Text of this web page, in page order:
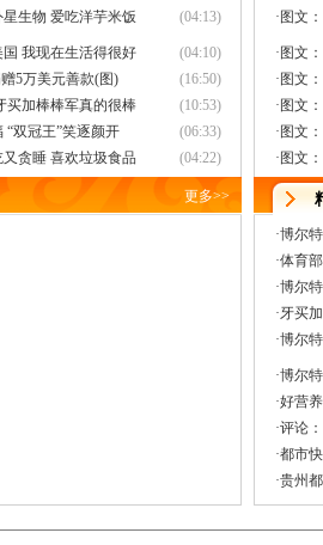
(04:13)
生物 爱吃洋芋米饭
(04:10)
我现在生活得很好
(16:50)
5万美元善款(图)
(10:53)
买加棒棒军真的很棒
(06:33)
双冠王”笑逐颜开
(04:22)
贪睡 喜欢垃圾食品
更多>>
· 图文
· 图文
· 图文
· 图文
· 图文
· 图文
·博尔
·体育
·博尔
·牙买
·博尔
·博尔
·好营
·评论
·都市
·贵州